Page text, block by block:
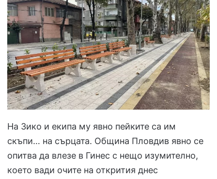
На Зико и екипа му явно пейките са им
скъпи… на сърцата. Община Пловдив явно се
опитва да влезе в Гинес с нещо изумително,
което вади очите на открития днес